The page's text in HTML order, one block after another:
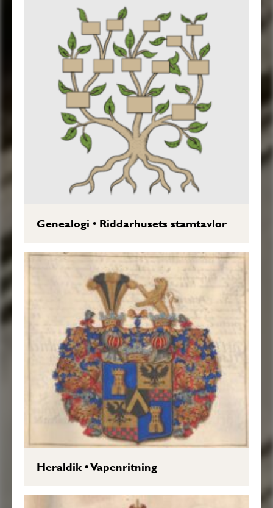
Genealogi • Riddarhusets stamtavlor
Heraldik•Vapenritning